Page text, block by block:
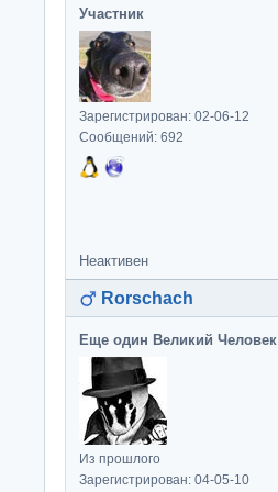
Участник
Зарегистрирован: 02-06-12
Сообщений: 692
Неактивен
Rorschach
Еще один Великий Человек
Из прошлого
Зарегистрирован: 04-05-10